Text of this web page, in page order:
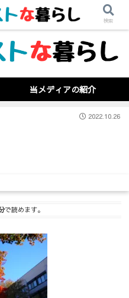
当メディアの紹介
2022.10.26
で読めます。
検索